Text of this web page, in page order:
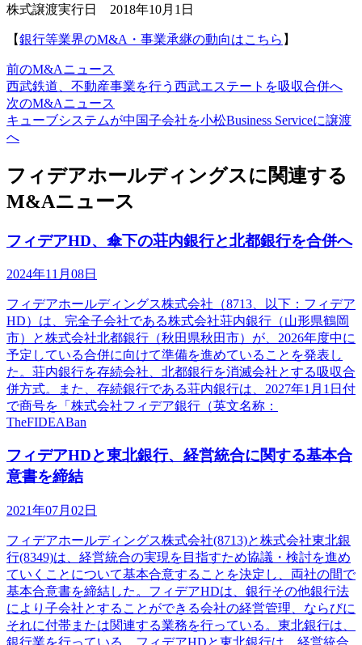
株式譲渡実行日 2018年10月1日
【銀行等業界のM&A・事業承継の動向はこちら 】
前のM&Aニュース
西武鉄道、不動産事業を行う西武エステートを吸収合併へ
次のM&Aニュース
キューブシステムが中国子会社を小松Business Serviceに譲渡
へ
フィデアホールディングスに関連する
M&Aニュース
フィデアHD、傘下の荘内銀行と北都銀行を合併へ
2024年11月08日
フィデアホールディングス株式会社（8713、以下：フィデア
HD）は、完全子会社である株式会社荘内銀行（山形県鶴岡
市）と株式会社北都銀行（秋田県秋田市）が、2026年度中に
予定している合併に向けて準備を進めていることを発表し
た。荘内銀行を存続会社、北都銀行を消滅会社とする吸収合
併方式。また、存続銀行である荘内銀行は、2027年1月1日付
で商号を「株式会社フィデア銀行（英文名称：
TheFIDEABan
フィデアHDと東北銀行、経営統合に関する基本合
意書を締結
2021年07月02日
フィデアホールディングス株式会社(8713)と株式会社東北銀
行(8349)は、経営統合の実現を目指すため協議・検討を進め
ていくことについて基本合意することを決定し、両社の間で
基本合意書を締結した。フィデアHDは、銀行その他銀行法
により子会社とすることができる会社の経営管理、ならびに
それに付帯または関連する業務を行っている。東北銀行は、
銀行業を行っている。フィデアHDと東北銀行は、経営統合